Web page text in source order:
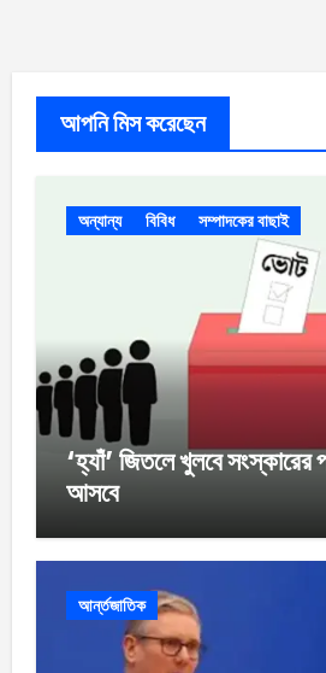
আপনি মিস করেছেন
অন্যান্য বিবিধ সম্পাদকের বাছাই
‘হ্যাঁ’ জিতলে খুলবে
আসবে
আর্ন্তজাতিক